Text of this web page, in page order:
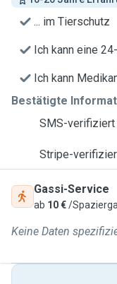
... im Tierschutz
Ich kann eine
Ich kann
Bestätigte
SMS-verifiziert
Stripe-
Gassi-Service
ab 10 €/
Keine Daten